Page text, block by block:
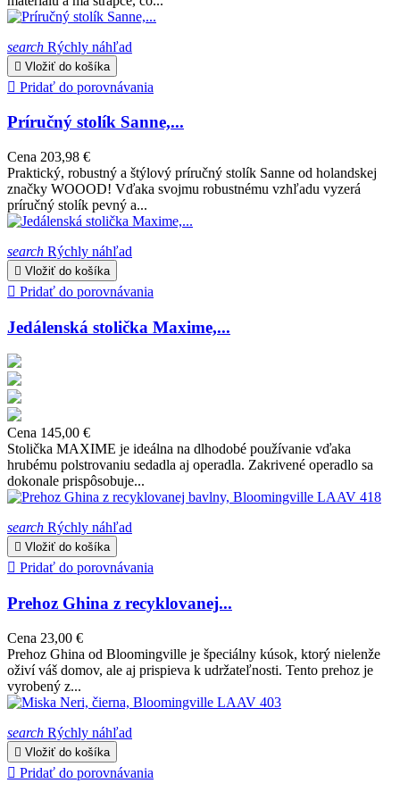
search Rýchly náhľad
 Vložiť do košíka
 Pridať do porovnávania
Príručný stolík Sanne,...
Cena 203,98 €
Praktický, robustný a štýlový príručný stolík Sanne od holandskej
značky WOOOD! Vďaka svojmu robustnému vzhľadu vyzerá
príručný stolík pevný a...
search Rýchly náhľad
 Vložiť do košíka
 Pridať do porovnávania
Jedálenská stolička Maxime,...
Cena 145,00 €
Stolička MAXIME je ideálna na dlhodobé používanie vďaka
hrubému polstrovaniu sedadla aj operadla. Zakrivené operadlo sa
dokonale prispôsobuje...
search Rýchly náhľad
 Vložiť do košíka
 Pridať do porovnávania
Prehoz Ghina z recyklovanej...
Cena 23,00 €
Prehoz Ghina od Bloomingville je špeciálny kúsok, ktorý nielenže
oživí váš domov, ale aj prispieva k udržateľnosti. Tento prehoz je
vyrobený z...
search Rýchly náhľad
 Vložiť do košíka
 Pridať do porovnávania